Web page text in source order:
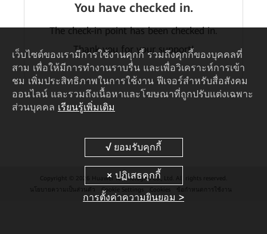
You have checked in.
The check-in point has been checked in.
Thank you for your support!
Copyright © 2026 Huawei Technologies Co., Ltd. All rights reserved.
นโยบายความเป็นส่วนตัว
Cookie Settings ข้อกำหนดการใช้งาน
เว็บไซต์ของเรามีการใช้งานคุกกี้ รวมถึงคุกกี้ของบุคคลที่
สาม เพื่อให้มีการทำงานราบรื่น และเพื่อวิเคราะห์การเข้า
ชม เพิ่มประสิทธิภาพในการใช้งาน ฟีเจอร์สำหรับสื่อสังคม
ออนไลน์ และรวมถึงเนื้อหาและโฆษณาที่ถูกปรับแต่งเฉพาะ
ส่วนบุคคล เรียนรู้เพิ่มเติม
การตั้งค่าความยินยอม >